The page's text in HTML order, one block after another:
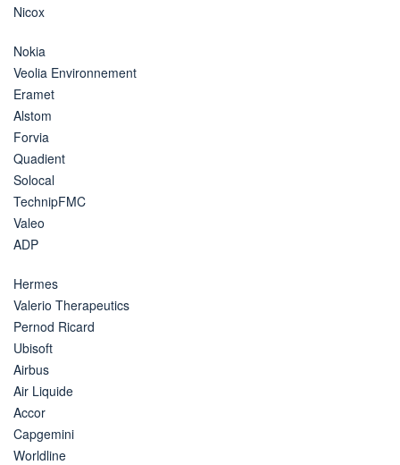
Nicox
Nokia
Veolia Environnement
Eramet
Alstom
Forvia
Quadient
Solocal
TechnipFMC
Valeo
ADP
Hermes
Valerio Therapeutics
Pernod Ricard
Ubisoft
Airbus
Air Liquide
Accor
Capgemini
Worldline